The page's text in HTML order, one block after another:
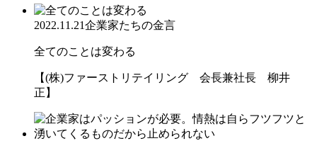
2022.11.21企業家たちの金言
全てのことは変わる
【(株)ファーストリテイリング 会長兼社長 柳井
正】